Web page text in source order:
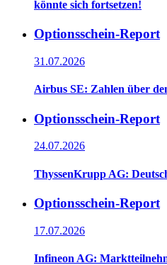
könnte sich fortsetzen!
Optionsschein-Report
31.07.2026
Airbus SE: Zahlen über
Optionsschein-Report
24.07.2026
ThyssenKrupp AG:
Optionsschein-Report
17.07.2026
Infineon AG: